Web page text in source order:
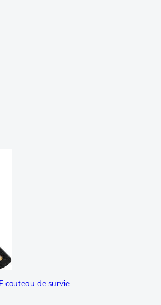
couteau de survie